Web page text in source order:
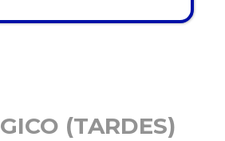
(TARDES)